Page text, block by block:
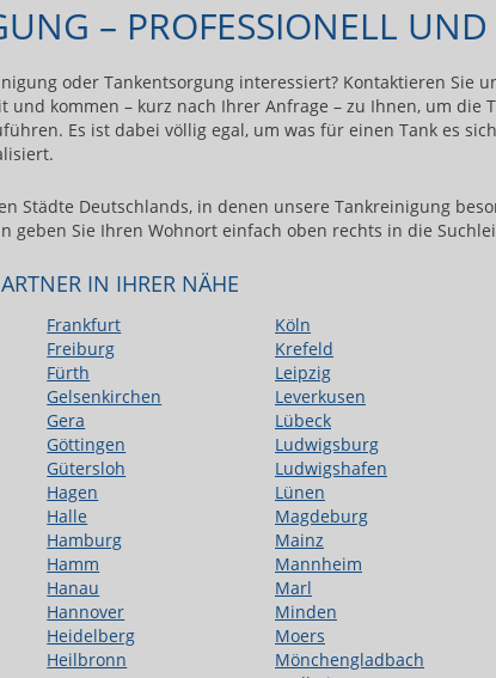
– PROFESSIONELL UND
oder Tankentsorgung interessiert? Kontaktieren Sie
und kommen – kurz nach Ihrer Anfrage – zu Ihnen, um die
Es ist dabei völlig egal, um was für einen Tank es
Städte Deutschlands, in denen unsere Tankreinigung
geben Sie Ihren Wohnort einfach oben rechts in die
IN IHRER NÄHE
Frankfurt
Freiburg
Fürth
Gelsenkirchen
Gera
Göttingen
Gütersloh
Hagen
Halle
Hamburg
Hamm
Hanau
Hannover
Heidelberg
Heilbronn
Köln
Krefeld
Leipzig
Leverkusen
Lübeck
Ludwigsburg
Ludwigshafen
Lünen
Magdeburg
Mainz
Mannheim
Marl
Minden
Moers
Mönchengladbach